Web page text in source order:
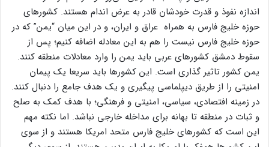
اندازه نفوذ و قدرت خودشان قادر به عرض اندام هستند. کشورهای
حوزه خلیج فارس به همراه عراق و ایران، و در این میان “یمن” که در
حوزه خلیج فارس نیست را هم به این معادله اضافه کنیم؛ پس از
سقوط دمشق کشورهای عربی باید یمن را وارد معادلات منطقه کنند.
یمن کشور تاثیر گذاری است. این کشورها باید سریعا یک پیمان
امنیتی را از طریق دیپلماسی پیگیری و یک هدف جامع را دنبال کنند.
در زمینه افتصادی، سیاسی، امنیتی و فرهنگی؛ با هدف کمک به صلح
و ثبات در منطقه تا بهانه برای مداخله خارجی نباشد. اما نکته مهم
این است که کشورهای خلیج فارس متحد امریکا هستند و از سوی